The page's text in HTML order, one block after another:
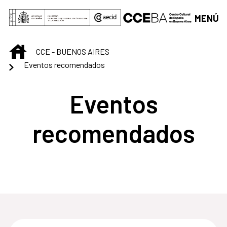
Saltar al contenido principal
MENÚ
INICIOCCE - BUENOS AIRES
Eventos recomendados
Eventos
recomendados